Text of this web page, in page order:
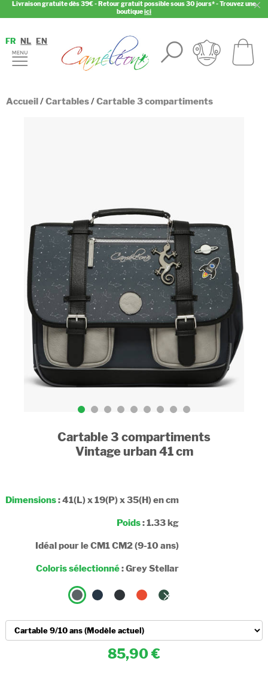
Livraison gratuite dès 39€ - Retour gratuit possible sous 30 jours* - Trouvez une
boutiqueici
FR NL EN
Accueil/Cartables/Cartable 3 compartiments
Cartable 3 compartiments
Vintage urban 41 cm
Dimensions: 41(L) x 19(P) x 35(H) en cm
Poids: 1.33 kg
Idéal pour le CM1 CM2 (9-10 ans)
Coloris sélectionné:Grey Stellar
85,90